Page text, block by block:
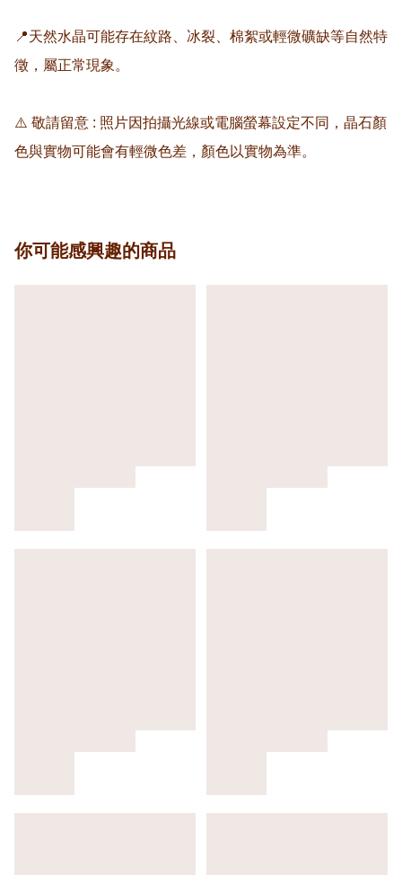
📍天然水晶可能存在紋路、冰裂、棉絮或輕微礦缺等自然特
徵，屬正常現象。
⚠️ 敬請留意 : 照片因拍攝光線或電腦螢幕設定不同，晶石顏
色與實物可能會有輕微色差，顏色以實物為準。
你可能感興趣的商品